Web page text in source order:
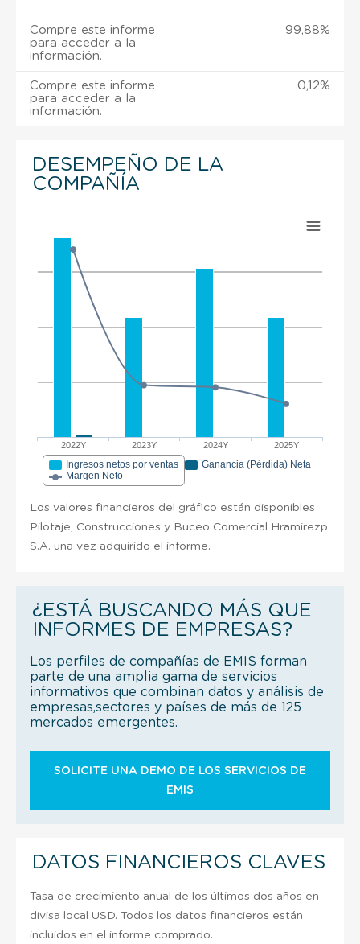
Compre este informe
para acceder a la
información.
99,88%
Compre este informe
para acceder a la
información.
0,12%
DESEMPEÑO DE LA
COMPAÑÍA
2022Y 2023Y 2024Y 2025Y
Ingresos netos por ventas
Ganancia (Pérdida) Neta
Margen Neto
Los valores financieros del gráfico están disponibles
Pilotaje, Construcciones y Buceo Comercial Hramirezp
S.A. una vez adquirido el informe.
¿ESTÁ BUSCANDO MÁS QUE
INFORMES DE EMPRESAS?
Los perfiles de compañías de EMIS forman
parte de una amplia gama de servicios
informativos que combinan datos y análisis de
empresas,sectores y países de más de 125
mercados emergentes.
SOLICITE UNA DEMO DE LOS SERVICIOS DE
EMIS
DATOS FINANCIEROS CLAVES
Tasa de crecimiento anual de los últimos dos años en
divisa local USD. Todos los datos financieros están
incluidos en el informe comprado.